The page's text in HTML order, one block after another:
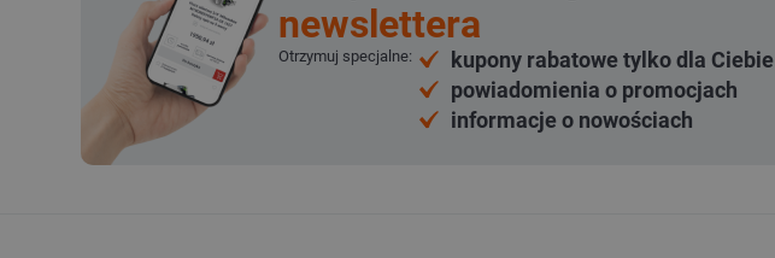
newslettera
Otrzymuj specjalne:
kupony rabatowe tylko dla Ciebie
powiadomienia o promocjach
informacje o nowościach